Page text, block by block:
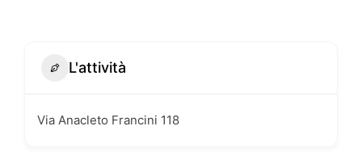
L'attività
Via Anacleto Francini 118